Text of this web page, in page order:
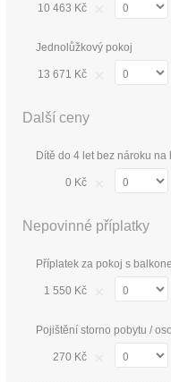
10 463 Kč
Jednolůžkový pokoj
13 671 Kč
Další ceny
Dítě do 4 let bez nároku
0 Kč
Nepovinné příplatky
Příplatek za pokoj s
1 550 Kč
Pojištění storno pobytu /
270 Kč